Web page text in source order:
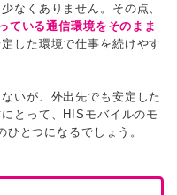
なくありません。その点、
ている通信環境をそのまま
した環境で仕事を続けやす
いが、外出先でも安定した
とって、HISモバイルのモ
とつになるでしょう。